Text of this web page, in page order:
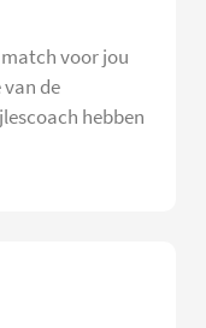
voor jou
de
hebben